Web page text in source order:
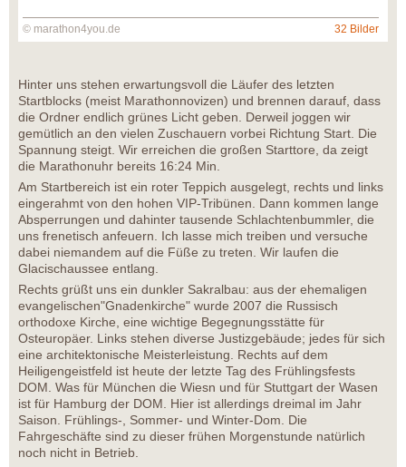
© marathon4you.de 32 Bilder
Hinter uns stehen erwartungsvoll die Läufer des letzten
Startblocks (meist Marathonnovizen) und brennen darauf, dass
die Ordner endlich grünes Licht geben. Derweil joggen wir
gemütlich an den vielen Zuschauern vorbei Richtung Start. Die
Spannung steigt. Wir erreichen die großen Starttore, da zeigt
die Marathonuhr bereits 16:24 Min.
Am Startbereich ist ein roter Teppich ausgelegt, rechts und links
eingerahmt von den hohen VIP-Tribünen. Dann kommen lange
Absperrungen und dahinter tausende Schlachtenbummler, die
uns frenetisch anfeuern. Ich lasse mich treiben und versuche
dabei niemandem auf die Füße zu treten. Wir laufen die
Glacischaussee entlang.
Rechts grüßt uns ein dunkler Sakralbau: aus der ehemaligen
evangelischen"Gnadenkirche" wurde 2007 die Russisch
orthodoxe Kirche, eine wichtige Begegnungsstätte für
Osteuropäer. Links stehen diverse Justizgebäude; jedes für sich
eine architektonische Meisterleistung. Rechts auf dem
Heiligengeistfeld ist heute der letzte Tag des Frühlingsfests
DOM. Was für München die Wiesn und für Stuttgart der Wasen
ist für Hamburg der DOM. Hier ist allerdings dreimal im Jahr
Saison. Frühlings-, Sommer- und Winter-Dom. Die
Fahrgeschäfte sind zu dieser frühen Morgenstunde natürlich
noch nicht in Betrieb.